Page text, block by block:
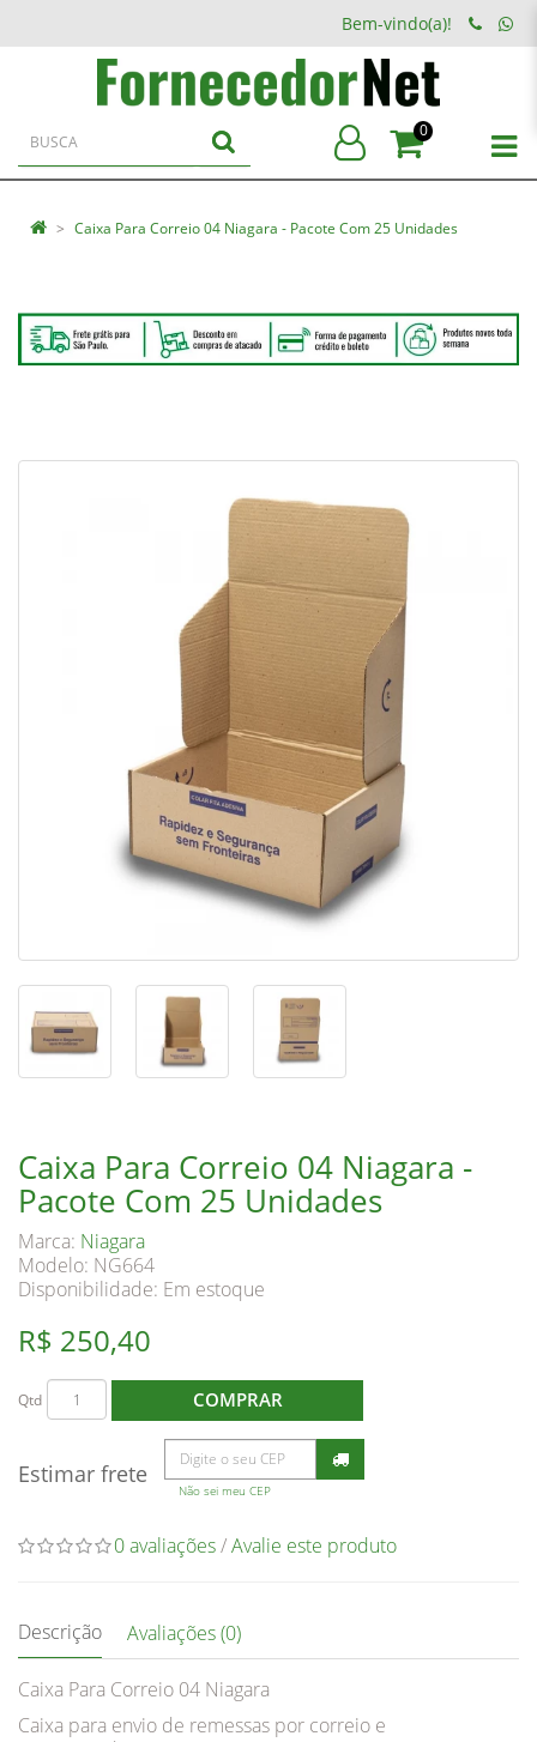
Bem-vindo(a)!
0
Caixa Para Correio 04 Niagara - Pacote Com 25 Unidades
Caixa Para Correio 04 Niagara -
Pacote Com 25 Unidades
Marca: Niagara
Modelo: NG664
Disponibilidade: Em estoque
R$ 250,40
Qtd COMPRAR
Estimar frete
Não sei meu CEP
0 avaliações/Avalie este produto
Descrição Avaliações (0)
Caixa Para Correio 04 Niagara
Caixa para envio de remessas por correio e